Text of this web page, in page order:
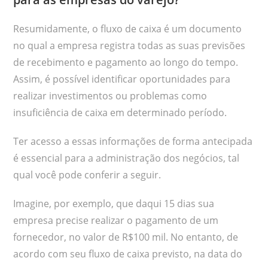
Resumidamente, o fluxo de caixa é um documento
no qual a empresa registra todas as suas previsões
de recebimento e pagamento ao longo do tempo.
Assim, é possível identificar oportunidades para
realizar investimentos ou problemas como
insuficiência de caixa em determinado período.
Ter acesso a essas informações de forma antecipada
é essencial para a administração dos negócios, tal
qual você pode conferir a seguir.
Imagine, por exemplo, que daqui 15 dias sua
empresa precise realizar o pagamento de um
fornecedor, no valor de R$100 mil. No entanto, de
acordo com seu fluxo de caixa previsto, na data do